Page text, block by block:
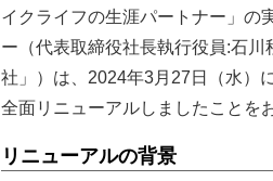
イクライフの生涯パートナー」の
ー（代表取締役社長執行役員:石
社」）は、2024年3月27日（水）
全面リニューアルしましたことを
リニューアルの背景